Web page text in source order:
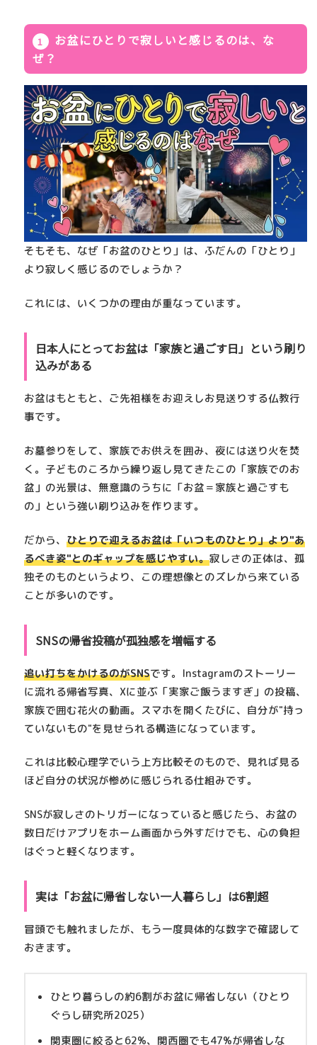
お盆にひとりで寂しいと感じるのは、な
ぜ？
そもそも、なぜ「お盆のひとり」は、ふだんの「ひとり」
より寂しく感じるのでしょうか？
これには、いくつかの理由が重なっています。
日本人にとってお盆は「家族と過ごす日」という刷り
込みがある
お盆はもともと、ご先祖様をお迎えしお見送りする仏教行
事です。
お墓参りをして、家族でお供えを囲み、夜には送り火を焚
く。子どものころから繰り返し見てきたこの「家族でのお
盆」の光景は、無意識のうちに「お盆＝家族と過ごすも
の」という強い刷り込みを作ります。
だから、ひとりで迎えるお盆は「いつものひとり」より"あ
るべき姿"とのギャップを感じやすい。寂しさの正体は、孤
独そのものというより、この理想像とのズレから来ている
ことが多いのです。
SNSの帰省投稿が孤独感を増幅する
追い打ちをかけるのがSNSです。Instagramのストーリー
に流れる帰省写真、Xに並ぶ「実家ご飯うますぎ」の投稿、
家族で囲む花火の動画。スマホを開くたびに、自分が"持っ
ていないもの"を見せられる構造になっています。
これは比較心理学でいう上方比較そのもので、見れば見る
ほど自分の状況が惨めに感じられる仕組みです。
SNSが寂しさのトリガーになっていると感じたら、お盆の
数日だけアプリをホーム画面から外すだけでも、心の負担
はぐっと軽くなります。
実は「お盆に帰省しない一人暮らし」は6割超
冒頭でも触れましたが、もう一度具体的な数字で確認して
おきます。
ひとり暮らしの約6割がお盆に帰省しない（ひとり
ぐらし研究所2025）
関東圏に絞ると62%、関西圏でも47%が帰省しな